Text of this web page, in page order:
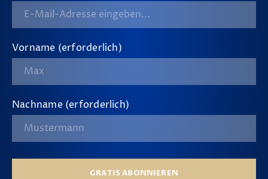
Vorname (erforderlich)
Nachname (erforderlich)
GRATIS ABONNIEREN